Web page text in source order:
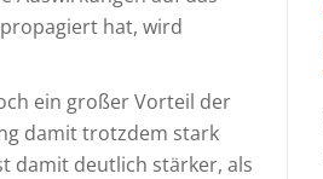
hat, wird
ein großer Vorteil der
damit trotzdem stark
damit deutlich stärker, als